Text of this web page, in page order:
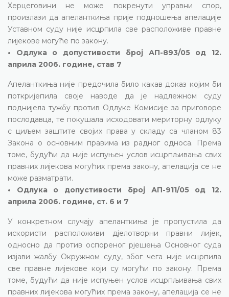
Херцеговини не може покренути управни спор,
произлази да апеланткиња прије подношења апелације
Уставном суду није исцрпила све расположиве правне
лијекове могуће по закону.
• Одлука о допустивости број АП-893/05 од 12.
априла 2006. године, став 7
Апеланткиња није предочила било какав доказ којим би
поткријепила своје наводе да је надлежном суду
поднијела тужбу против Одлуке Комисије за приговоре
послодавца, те покушала исходовати мериторну одлуку
с циљем заштите својих права у складу са чланом 83
Закона о основним правима из радног односа. Према
томе, будући да није испуњен услов исцрпљивања свих
правних лијекова могућих према закону, апелација се не
може разматрати.
• Одлука о допустивости број АП-911/05 од 12.
априла 2006. године, ст. 6 и 7
У конкретном случају апеланткиња је пропустила да
искористи расположиви дјелотворни правни лијек,
односно да против оспореног рјешења Основног суда
изјави жалбу Окружном суду, због чега није исцрпила
све правне лијекове који су могући по закону. Према
томе, будући да није испуњен услов исцрпљивања свих
правних лијекова могућих према закону, апелација се не